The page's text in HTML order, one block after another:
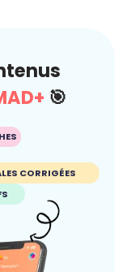
🎯
CORRIGÉES